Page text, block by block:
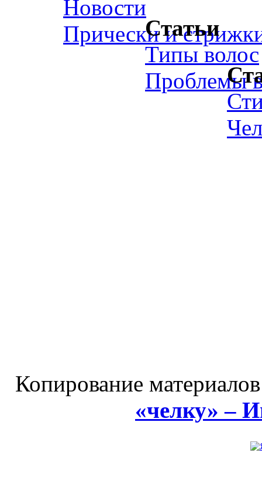
Новости
Прически иСтатьи
Типы волос
Проблемы
Копирование
«челку» –